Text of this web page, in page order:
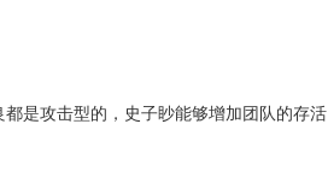
是攻击型的，史子眇能够增加团队的存活